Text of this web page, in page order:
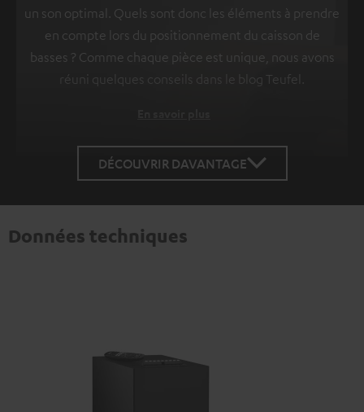
un son optimal. Quels sont donc les éléments à prendre
en compte lors du positionnement du caisson de
basses ? Comme chaque pièce est unique, nous avons
réuni quelques conseils dans le blog Teufel.
DÉCOUVRIR DAVANTAGE
Données techniques